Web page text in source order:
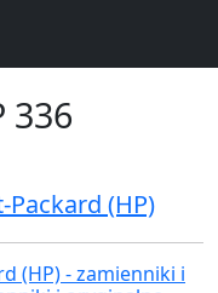
336
Packard (HP)
(HP) - zamienniki i